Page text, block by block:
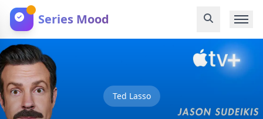
Series Mood
Ted Lasso